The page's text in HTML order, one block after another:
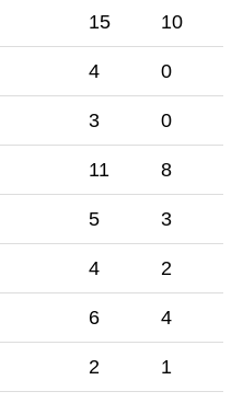
15 10
4 0
3 0
11 8
5 3
4 2
6 4
2 1